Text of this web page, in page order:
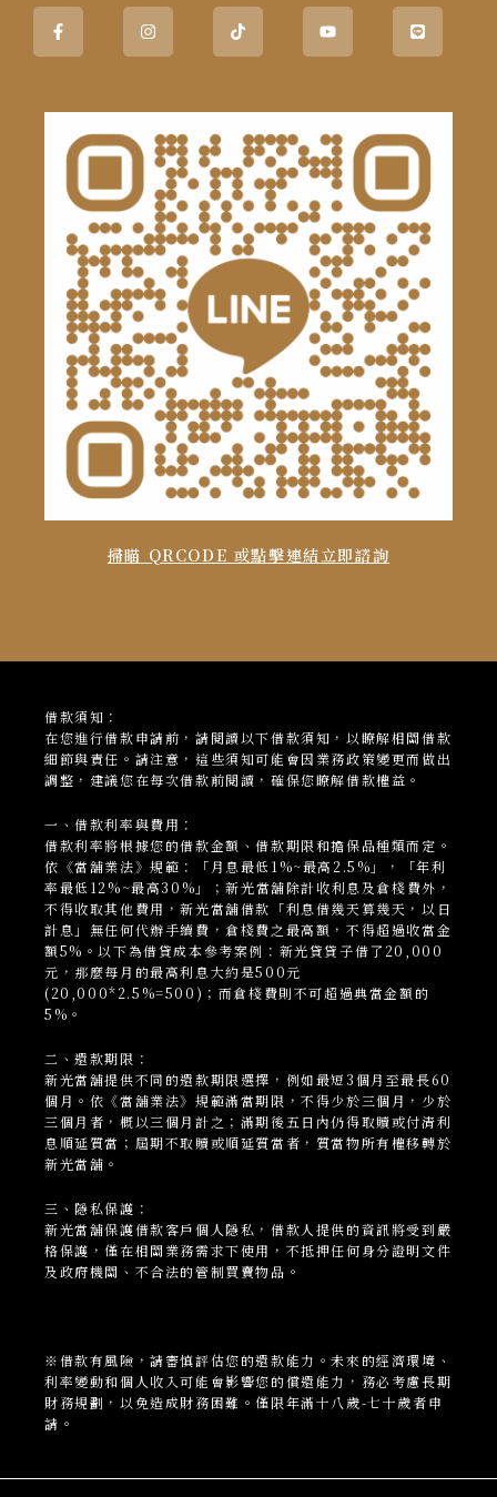
Facebook-
f
InstagramTiktok Youtube Line
掃瞄 QRCODE 或點擊連結立即諮詢
借款須知：
在您進行借款申請前，請閱讀以下借款須知，以瞭解相關借款
細節與責任。請注意，這些須知可能會因業務政策變更而做出
調整，建議您在每次借款前閱讀，確保您瞭解借款權益。
一、借款利率與費用：
借款利率將根據您的借款金額、借款期限和擔保品種類而定。
依《當舖業法》規範：「月息最低1%~最高2.5%」，「年利
率最低12%~最高30%」；新光當舖除計收利息及倉棧費外，
不得收取其他費用，新光當舖借款「利息借幾天算幾天，以日
計息」無任何代辦手續費，倉棧費之最高額，不得超過收當金
額5%。以下為借貸成本參考案例：新光貸貸子借了20,000
元，那麼每月的最高利息大約是500元
(20,000*2.5%=500)；而倉棧費則不可超過典當金額的
5%。
二、還款期限：
新光當舖提供不同的還款期限選擇，例如最短3個月至最長60
個月。依《當舖業法》規範滿當期限，不得少於三個月，少於
三個月者，概以三個月計之；滿期後五日內仍得取贖或付清利
息順延質當；屆期不取贖或順延質當者，質當物所有權移轉於
新光當舖。
三、隱私保護：
新光當舖保護借款客戶個人隱私，借款人提供的資訊將受到嚴
格保護，僅在相關業務需求下使用，不抵押任何身分證明文件
及政府機關、不合法的管制買賣物品。
※借款有風險，請審慎評估您的還款能力。未來的經濟環境、
利率變動和個人收入可能會影響您的償還能力，務必考慮長期
財務規劃，以免造成財務困難。僅限年滿十八歲-七十歲者申
請。